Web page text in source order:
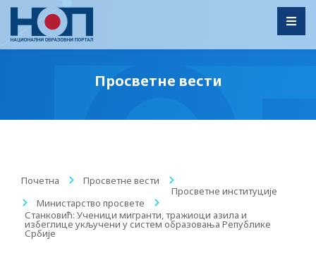
Просветне вести
Почетна / Просветне вести
/
Просветне институције
/
Министарство просвете
/
Станковић: Ученици мигранти, тражиоци азила и
избеглице укључени у систем образовања Републике
Србије